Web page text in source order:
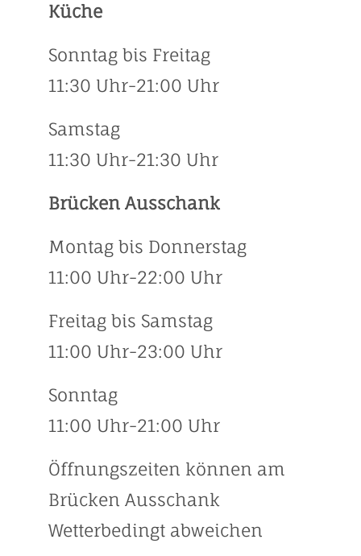
Küche
Sonntag bis Freitag
11:30 Uhr-21:00 Uhr
Samstag
11:30 Uhr-21:30 Uhr
Brücken Ausschank
Montag bis Donnerstag
11:00 Uhr-22:00 Uhr
Freitag bis Samstag
11:00 Uhr-23:00 Uhr
Sonntag
11:00 Uhr-21:00 Uhr
Öffnungszeiten können am
Brücken Ausschank
Wetterbedingt abweichen